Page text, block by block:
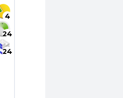
4
24
24